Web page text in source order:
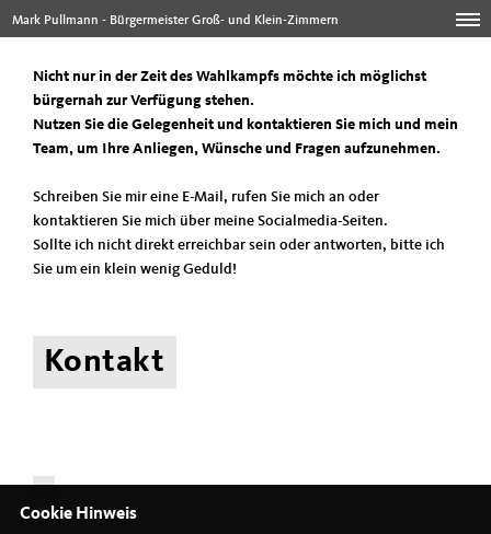
Mark Pullmann - Bürgermeister Groß- und Klein-Zimmern
Nicht nur in der Zeit des Wahlkampfs möchte ich möglichst
bürgernah zur Verfügung stehen.
Nutzen Sie die Gelegenheit und kontaktieren Sie mich und mein
Team, um Ihre Anliegen, Wünsche und Fragen aufzunehmen.
Schreiben Sie mir eine E-Mail, rufen Sie mich an oder
kontaktieren Sie mich über meine Socialmedia-Seiten.
Sollte ich nicht direkt erreichbar sein oder antworten, bitte ich
Sie um ein klein wenig Geduld!
Kontakt
Cookie Hinweis